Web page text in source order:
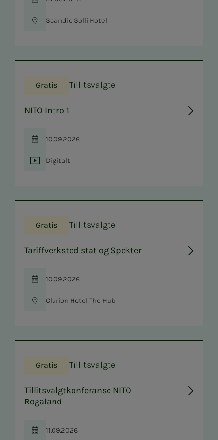
Tid
Sted
Scandic Solli Hotel
Gratis Tillitsvalgte
NITO Intro 1
Tid
10.09.2026
Sted
Digitalt
Gratis Tillitsvalgte
Tariffverksted stat og Spekter
Tid
10.09.2026
Sted
Clarion Hotel The Hub
Gratis Tillitsvalgte
Tillitsvalgtkonferanse NITO
Rogaland
Tid
11.09.2026